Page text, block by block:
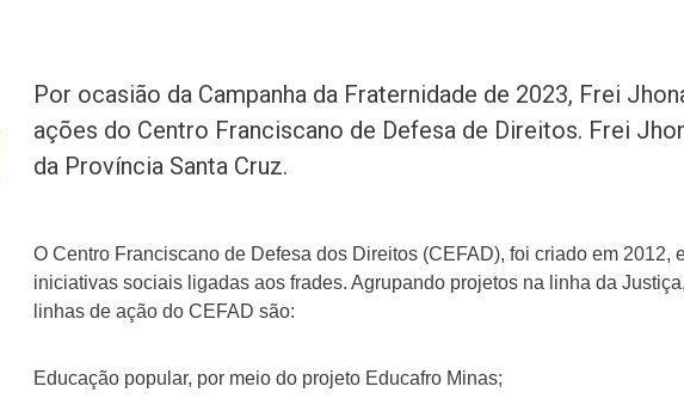
Por ocasião da Campanha da Fraternidade de 2023, Frei
ações do Centro Franciscano de Defesa de Direitos. Frei
da Província Santa Cruz.
O Centro Franciscano de Defesa dos Direitos (CEFAD), foi criado em
iniciativas sociais ligadas aos frades. Agrupando projetos na linha da
linhas de ação do CEFAD são:
Educação popular, por meio do projeto Educafro Minas;